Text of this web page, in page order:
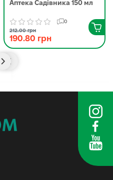
Аптека Садівника 150 мл
0
212.00 грн
190.80 грн